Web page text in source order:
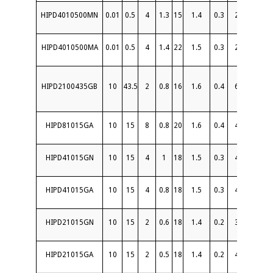
HIPD4010500MN 0.01 0.5 4 1.3 15 1.4 0.3 2
HIPD4010500MA 0.01 0.5 4 1.4 22 1.5 0.3 2
HIPD2100435GB 10 43.5 2 0.8 16 1.6 0.4 6
HIPD81015GA 10 15 8 0.8 20 1.6 0.4 4
HIPD41015GN 10 15 4 1 18 1.5 0.3 4
HIPD41015GA 10 15 4 0.8 18 1.5 0.3 4
HIPD21015GN 10 15 2 0.6 18 1.4 0.2 3
HIPD21015GA 10 15 2 0.5 18 1.4 0.2 4